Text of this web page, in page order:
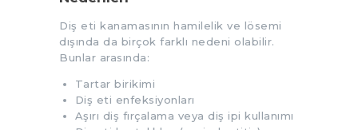
Diş eti kanamasının hamilelik ve lösemi
dışında da birçok farklı nedeni olabilir.
Bunlar arasında:
Tartar birikimi
Diş eti enfeksiyonları
Aşırı diş fırçalama veya diş ipi kullanımı